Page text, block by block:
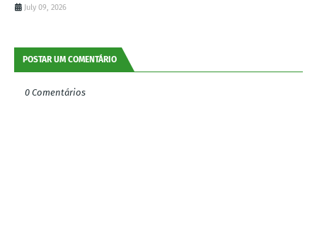
July 09, 2026
POSTAR UM COMENTÁRIO
0 Comentários